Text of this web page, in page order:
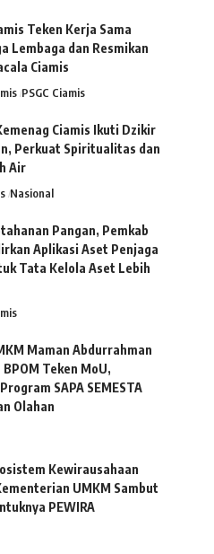
Teken Kerja Sama
Lembaga dan Resmikan
Ciamis
PSGC Ciamis
Ciamis Ikuti Dzikir
Perkuat Spiritualitas dan
Air
Nasional
Pangan, Pemkab
Aplikasi Aset Penjaga
Tata Kelola Aset Lebih
Maman Abdurrahman
Teken MoU,
SAPA SEMESTA
Olahan
Kewirausahaan
UMKM Sambut
PEWIRA